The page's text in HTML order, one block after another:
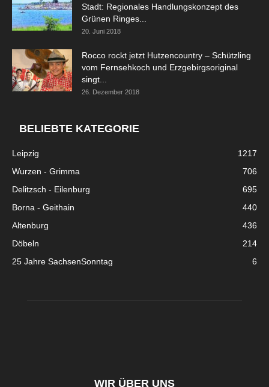
Stadt: Regionales Handlungskonzept des
Grünen Ringes...
20. Juni 2018
Rocco rockt jetzt Hutzencountry – Schützling
vom Fernsehkoch und Erzgebirgsoriginal
singt...
26. Dezember 2018
BELIEBTE KATEGORIE
Leipzig
1217
Wurzen - Grimma
706
Delitzsch - Eilenburg
695
Borna - Geithain
440
Altenburg
436
Döbeln
214
25 Jahre SachsenSonntag
6
WIR ÜBER UNS